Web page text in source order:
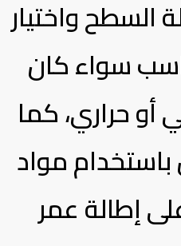
واختيار
سواء كان
حراري، كما
باستخدام مواد
إطالة عمر